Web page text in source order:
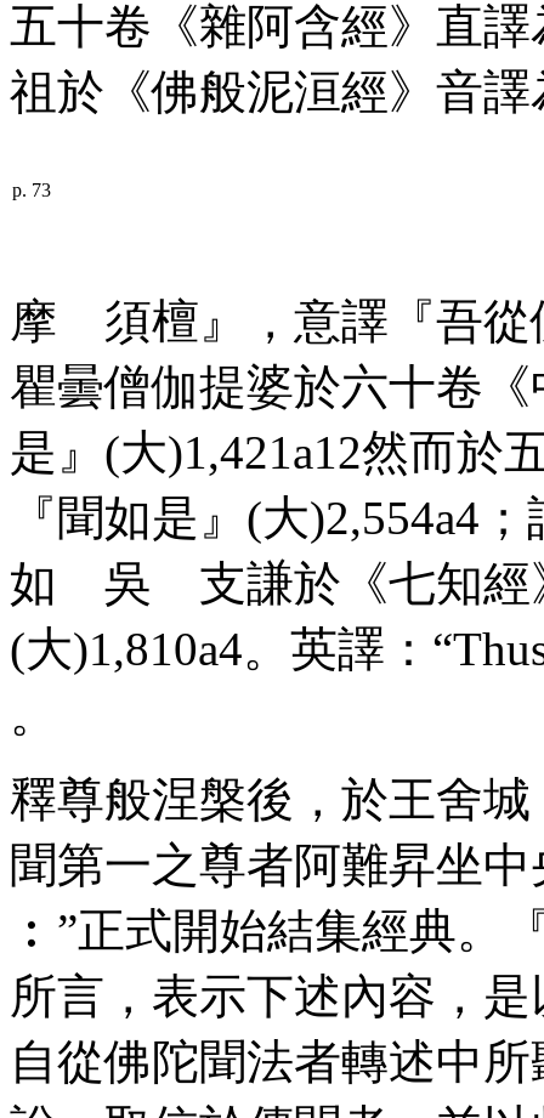
五十卷《雜阿含經》直
祖於《佛般泥洹經》音
p. 73
摩 須檀』，意譯『吾從
瞿曇僧伽提婆於六十卷
是』(大)1,421a12然而於
『聞如是』(大)2,554a4；
如 吳 支謙於《七知經
(大)1,810a4。英譯：“
。
釋尊般涅槃後，於王舍
聞第一之尊者阿難昇坐
︰”正式開始結集經典。
所言，表示下述內容，
自從佛陀聞法者轉述中